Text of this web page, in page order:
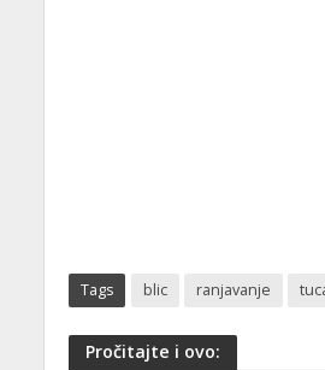
Tags blic ranjavanje
Pročitajte i ovo: